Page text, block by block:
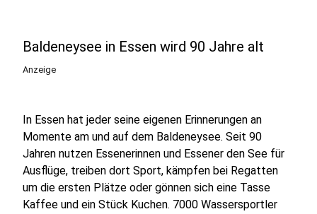
Baldeneysee in Essen wird 90 Jahre alt
Anzeige
In Essen hat jeder seine eigenen Erinnerungen an
Momente am und auf dem Baldeneysee. Seit 90
Jahren nutzen Essenerinnen und Essener den See für
Ausflüge, treiben dort Sport, kämpfen bei Regatten
um die ersten Plätze oder gönnen sich eine Tasse
Kaffee und ein Stück Kuchen. 7000 Wassersportler